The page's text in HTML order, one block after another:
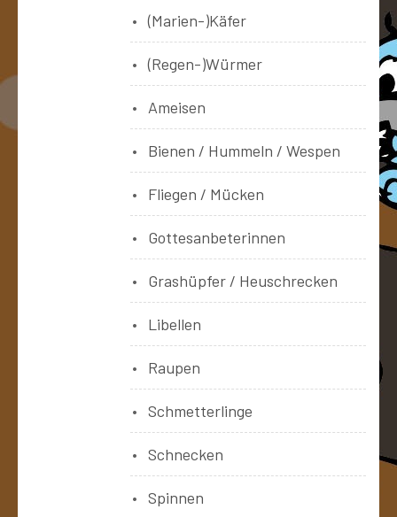
(Marien-)Käfer
(Regen-)Würmer
Ameisen
Bienen / Hummeln / Wespen
Fliegen / Mücken
Gottesanbeterinnen
Grashüpfer / Heuschrecken
Libellen
Raupen
Schmetterlinge
Schnecken
Spinnen